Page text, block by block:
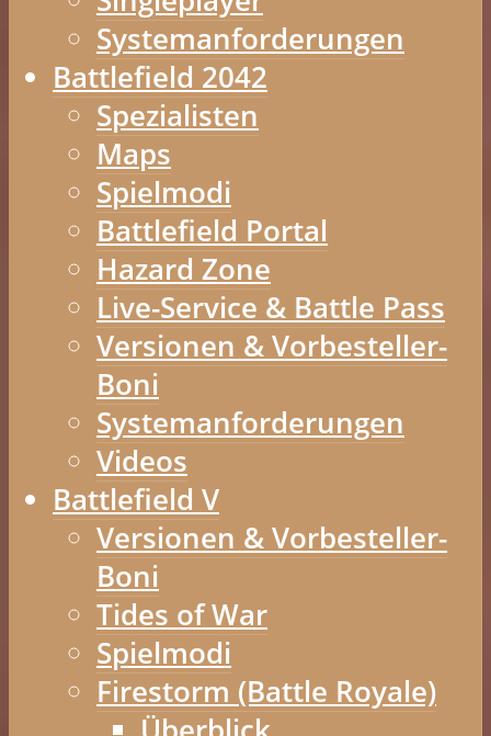
Systemanforderungen
Battlefield 2042
Spezialisten
Maps
Spielmodi
Battlefield Portal
Hazard Zone
Live-Service & Battle Pass
Versionen & Vorbesteller-
Boni
Systemanforderungen
Videos
Battlefield V
Versionen & Vorbesteller-
Boni
Tides of War
Spielmodi
Firestorm (Battle Royale)